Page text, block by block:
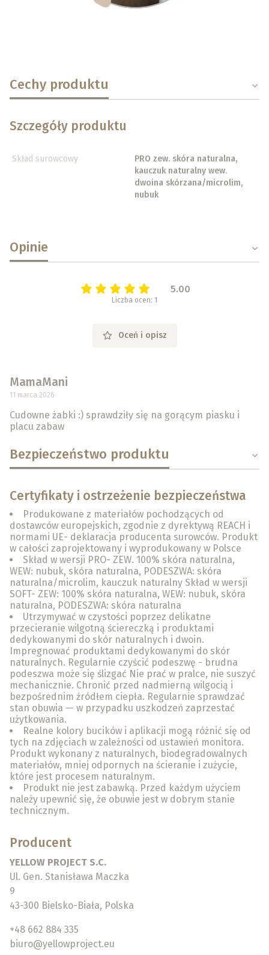
Cechy produktu
Szczegóły produktu
Skład surowcowy
PRO zew. skóra naturalna,
kauczuk naturalny wew.
dwoina skórzana/microlim,
nubuk
Opinie
5.00
Liczba ocen: 1
Oceń i opisz
MamaMani
11 marca 2026
Cudowne żabki :) sprawdziły się na gorącym piasku i
placu zabaw
Bezpieczeństwo produktu
Certyfikaty i ostrzeżenie bezpieczeństwa
Produkowane z materiałów pochodzących od
dostawców europejskich, zgodnie z dyrektywą REACH i
normami UE- deklaracja producenta surowców. Produkt
w całości zaprojektowany i wyprodukowany w Polsce
Skład w wersji PRO- ZEW. 100% skóra naturalna,
WEW: nubuk, skóra naturalna, PODESZWA: skóra
naturalna/microlim, kauczuk naturalny Skład w wersji
SOFT- ZEW: 100% skóra naturalna, WEW: nubuk, skóra
naturalna, PODESZWA: skóra naturalna
Utrzymywać w czystości poprzez delikatne
przecieranie wilgotną ściereczką i produktami
dedykowanymi do skór naturalnych i dwoin.
Impregnować produktami dedykowanymi do skór
naturalnych. Regularnie czyścić podeszwę - brudna
podeszwa może się ślizgać Nie prać w pralce, nie suszyć
mechanicznie. Chronić przed nadmierną wilgocią i
bezpośrednim źródłem ciepła. Regularnie sprawdzać
stan obuwia — w przypadku uszkodzeń zaprzestać
użytkowania.
Realne kolory bucików i aplikacji mogą różnić się od
tych na zdjęciach w zależności od ustawień monitora.
Produkt wykonany z naturalnych, biodegradowalnych
materiałów, mniej odpornych na ścieranie i zużycie,
które jest procesem naturalnym.
Produkt nie jest zabawką. Przed każdym użyciem
należy upewnić się, że obuwie jest w dobrym stanie
technicznym.
Producent
YELLOW PROJECT S.C.
Ul. Gen. Stanisława Maczka
9
43-300 Bielsko-Biała, Polska
+48 662 884 335
biuro@yellowproject.eu